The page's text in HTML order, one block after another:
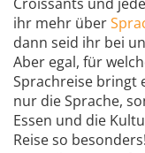
ihr mehr über
dann seid ihr bei
Aber egal, für
Sprachreise bringt
nur die Sprache,
Essen und die
Reise so besonders!